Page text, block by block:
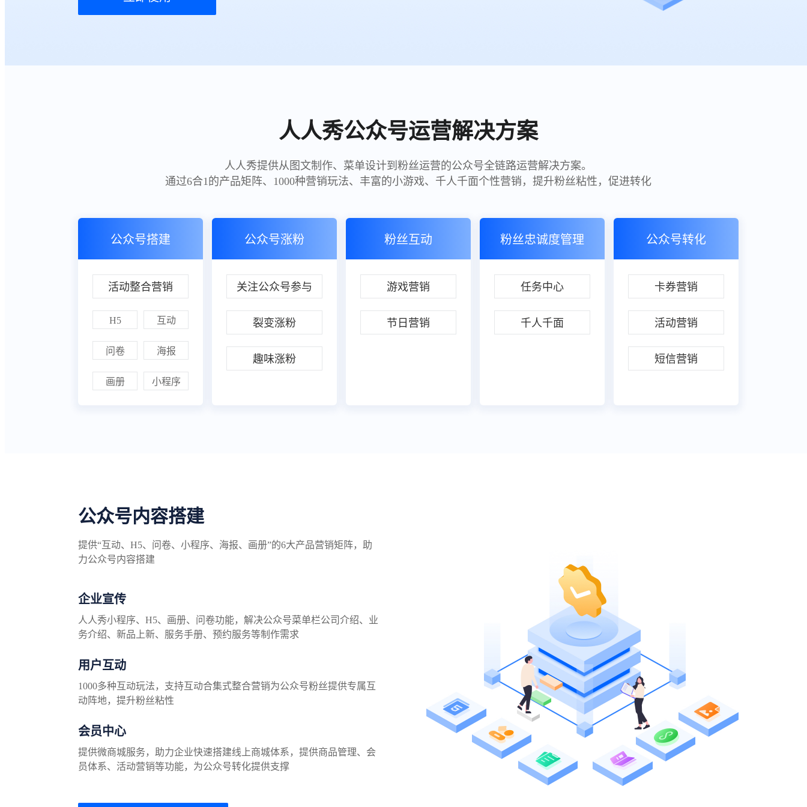
人人秀公众号运营解决方案
人人秀提供从图文制作、菜单设计到粉丝运营的公众号全链路运营解决方案。
通过6合1的产品矩阵、1000种营销玩法、丰富的小游戏、千人千面个性营销，提升粉丝粘性，促进转化
公众号搭建
活动整合营销
H5 互动
问卷 海报
画册 小程序
公众号涨粉
关注公众号参与
裂变涨粉
趣味涨粉
粉丝互动
游戏营销
节日营销
粉丝忠诚度管理
任务中心
千人千面
公众号转化
卡券营销
活动营销
短信营销
公众号内容搭建
提供“互动、H5、问卷、小程序、海报、画册”的6大产品营销矩阵，助
力公众号内容搭建
企业宣传
人人秀小程序、H5、画册、问卷功能，解决公众号菜单栏公司介绍、业
务介绍、新品上新、服务手册、预约服务等制作需求
用户互动
1000多种互动玩法，支持互动合集式整合营销为公众号粉丝提供专属互
动阵地，提升粉丝粘性
会员中心
提供微商城服务，助力企业快速搭建线上商城体系，提供商品管理、会
员体系、活动营销等功能，为公众号转化提供支撑